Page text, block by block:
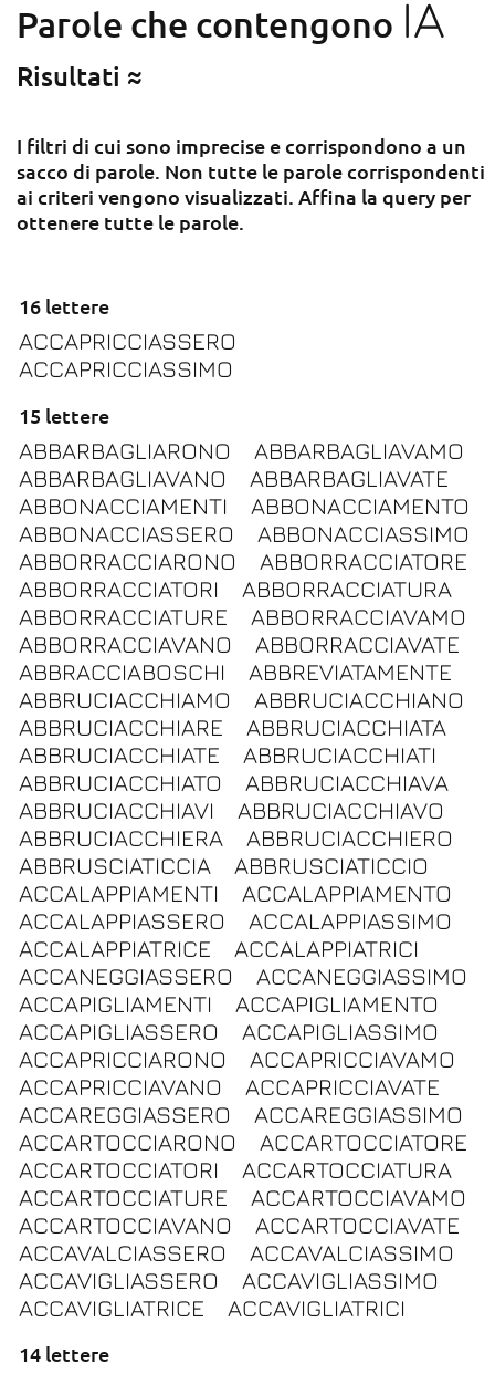
Parole che contengono IA
Risultati ≈
I filtri di cui sono imprecise e corrispondono a un
sacco di parole. Non tutte le parole corrispondenti
ai criteri vengono visualizzati. Affina la query per
ottenere tutte le parole.
16 lettere
ACCAPRICCIASSERO
ACCAPRICCIASSIMO
15 lettere
ABBARBAGLIARONO
ABBARBAGLIAVAMO
ABBARBAGLIAVANO
ABBARBAGLIAVATE
ABBONACCIAMENTI
ABBONACCIAMENTO
ABBONACCIASSERO
ABBONACCIASSIMO
ABBORRACCIARONO
ABBORRACCIATORE
ABBORRACCIATORI
ABBORRACCIATURA
ABBORRACCIATURE
ABBORRACCIAVAMO
ABBORRACCIAVANO
ABBORRACCIAVATE
ABBRACCIABOSCHI
ABBREVIATAMENTE
ABBRUCIACCHIAMO
ABBRUCIACCHIANO
ABBRUCIACCHIARE
ABBRUCIACCHIATA
ABBRUCIACCHIATE
ABBRUCIACCHIATI
ABBRUCIACCHIATO
ABBRUCIACCHIAVA
ABBRUCIACCHIAVI
ABBRUCIACCHIAVO
ABBRUCIACCHIERA
ABBRUCIACCHIERO
ABBRUSCIATICCIA
ABBRUSCIATICCIO
ACCALAPPIAMENTI
ACCALAPPIAMENTO
ACCALAPPIASSERO
ACCALAPPIASSIMO
ACCALAPPIATRICE
ACCALAPPIATRICI
ACCANEGGIASSERO
ACCANEGGIASSIMO
ACCAPIGLIAMENTI
ACCAPIGLIAMENTO
ACCAPIGLIASSERO
ACCAPIGLIASSIMO
ACCAPRICCIARONO
ACCAPRICCIAVAMO
ACCAPRICCIAVANO
ACCAPRICCIAVATE
ACCAREGGIASSERO
ACCAREGGIASSIMO
ACCARTOCCIARONO
ACCARTOCCIATORE
ACCARTOCCIATORI
ACCARTOCCIATURA
ACCARTOCCIATURE
ACCARTOCCIAVAMO
ACCARTOCCIAVANO
ACCARTOCCIAVATE
ACCAVALCIASSERO
ACCAVALCIASSIMO
ACCAVIGLIASSERO
ACCAVIGLIASSIMO
ACCAVIGLIATRICE
ACCAVIGLIATRICI
14 lettere